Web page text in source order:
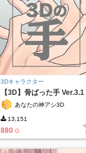
3Dキャラクター
【3D】骨ばった手 Ver.3.1
あなたの神アシ3D
13,151
880 G